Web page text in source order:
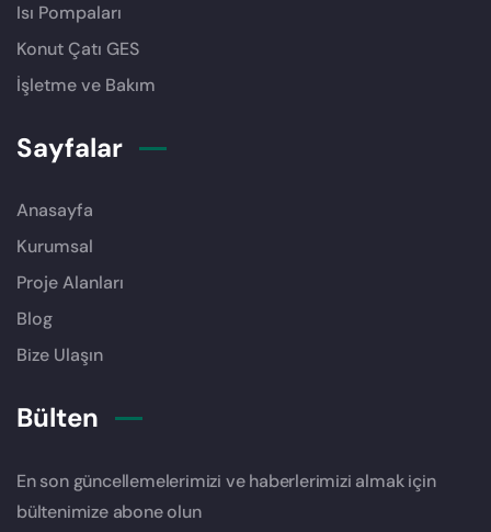
Isı Pompaları
Konut Çatı GES
İşletme ve Bakım
Sayfalar
Anasayfa
Kurumsal
Proje Alanları
Blog
Bize Ulaşın
Bülten
En son güncellemelerimizi ve haberlerimizi almak için
bültenimize abone olun